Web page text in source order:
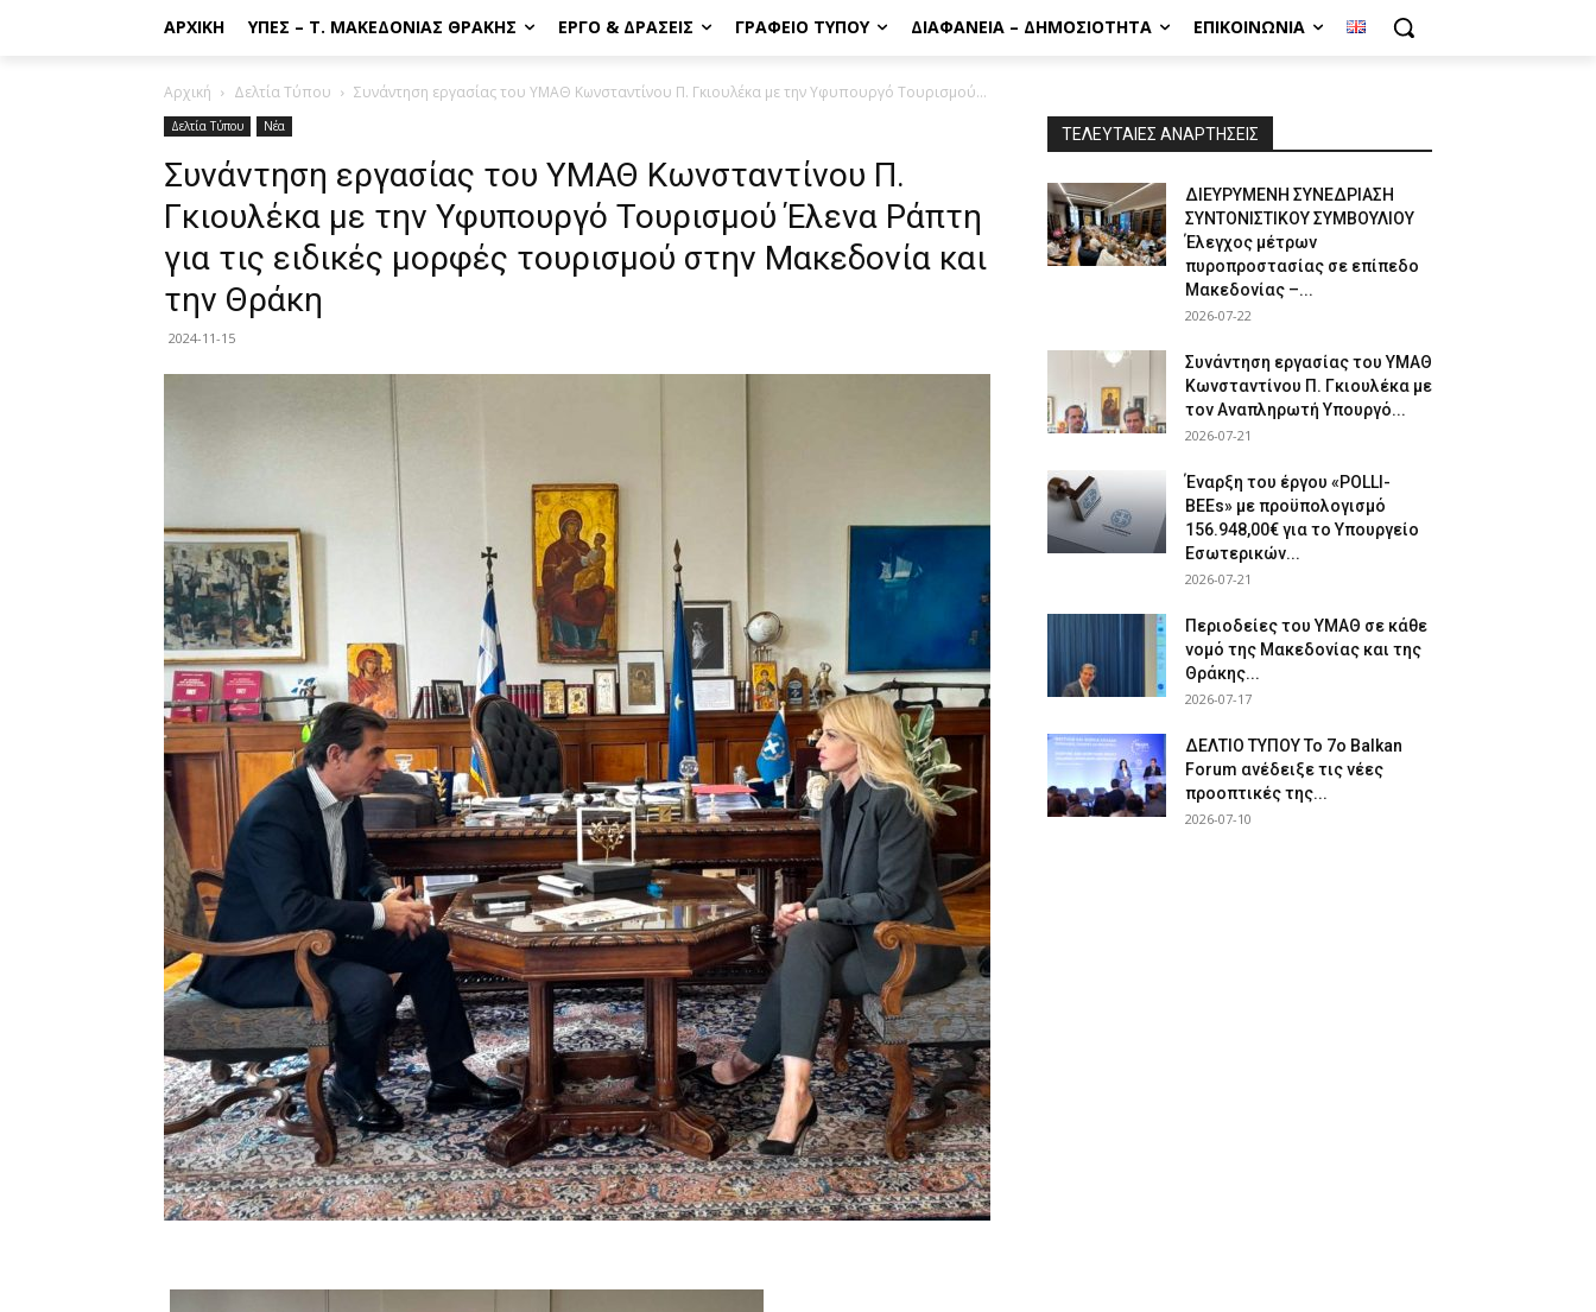
ΑΡΧΙΚΉ ΥΠΕΣ – Τ. ΜΑΚΕΔΟΝΊΑΣ ΘΡΆΚΗΣ ΈΡΓΟ & ΔΡΆΣΕΙΣ ΓΡΑΦΕΊΟ ΤΎΠΟΥ ΔΙΑΦΆΝΕΙΑ – ΔΗΜΟΣΙΌΤΗΤΑ ΕΠΙΚΟΙΝΩΝΊΑ
Αρχική Δελτία Τύπου Συνάντηση εργασίας του ΥΜΑΘ Κωνσταντίνου Π. Γκιουλέκα με την Υφυπουργό Τουρισμού...
Δελτία Τύπου Νέα
Συνάντηση εργασίας του ΥΜΑΘ Κωνσταντίνου Π.
Γκιουλέκα με την Υφυπουργό Τουρισμού Έλενα Ράπτη
για τις ειδικές μορφές τουρισμού στην Μακεδονία και
την Θράκη
2024-11-15
ΤΕΛΕΥΤΑΙΕΣ ΑΝΑΡΤΗΣΕΙΣ
ΔΙΕΥΡΥΜΕΝΗ ΣΥΝΕΔΡΙΑΣΗ
ΣΥΝΤΟΝΙΣΤΙΚΟΥ ΣΥΜΒΟΥΛΙΟΥ
Έλεγχος μέτρων
πυροπροστασίας σε επίπεδο
Μακεδονίας –...
2026-07-22
Συνάντηση εργασίας του ΥΜΑΘ
Κωνσταντίνου Π. Γκιουλέκα με
τον Αναπληρωτή Υπουργό...
2026-07-21
Έναρξη του έργου «POLLI-
BEEs» με προϋπολογισμό
156.948,00€ για το Υπουργείο
Εσωτερικών...
2026-07-21
Περιοδείες του ΥΜΑΘ σε κάθε
νομό της Μακεδονίας και της
Θράκης...
2026-07-17
ΔΕΛΤΙΟ ΤΥΠΟΥ Το 7ο Balkan
Forum ανέδειξε τις νέες
προοπτικές της...
2026-07-10